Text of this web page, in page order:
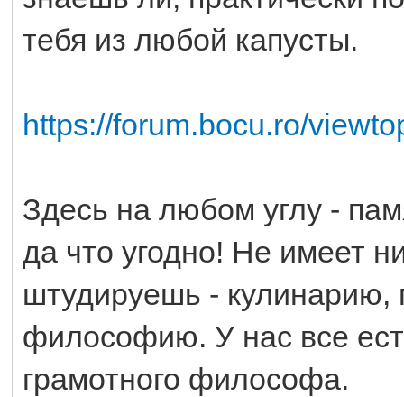
тебя из любой капусты.
https://forum.bocu.ro/
Здесь на любом углу -
да что угодно! Не имеет
штудируешь - кулинарию,
философию. У нас все
грамотного философа.